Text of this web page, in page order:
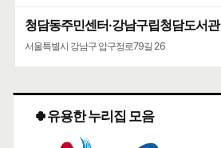
청담동주민센터·강남구립청담도서관
서울특별시 강남구 압구정로79길 26
🍀유용한 누리집 모음